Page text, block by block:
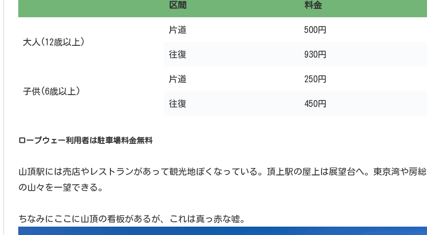
区間 料金
大人(12歳以上)
片道 500円
往復 930円
子供(6歳以上)
片道 250円
往復 450円
ロープウェー利用者は駐車場料金無料
山頂駅には売店やレストランがあって観光地ぽくなっている。頂上駅の屋上は展望台へ。東京湾や房総
の山々を一望できる。
ちなみにここに山頂の看板があるが、これは真っ赤な嘘。